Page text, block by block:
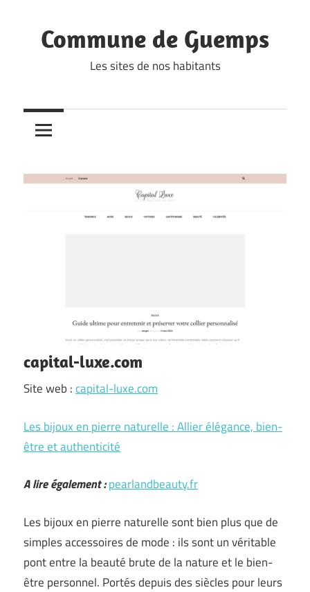
content
Commune de Guemps
Les sites de nos habitants
capital-luxe.com
Site web :capital-luxe.com
Les bijoux en pierre naturelle : Allier élégance, bien-
être et authenticité
A lire également :pearlandbeauty.fr
Les bijoux en pierre naturelle sont bien plus que de
simples accessoires de mode : ils sont un véritable
pont entre la beauté brute de la nature et le bien-
être personnel. Portés depuis des siècles pour leurs